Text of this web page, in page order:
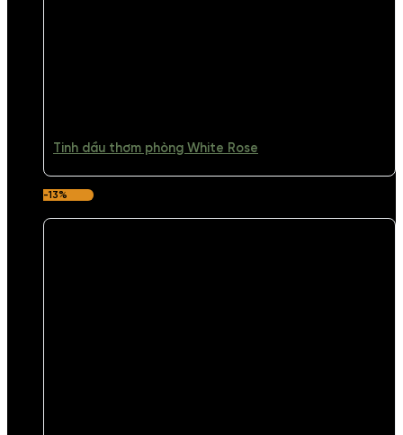
Tinh dầu thơm phòng White Rose
-13%